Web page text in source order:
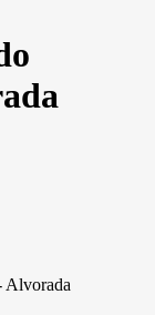
Alvorada